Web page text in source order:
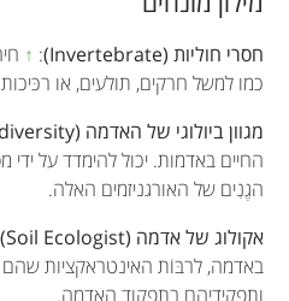
חסרי חוליות (Invertebrate) :
↑
כמו למשל חרקים, תולעים, או
מגוון ביולוגי של האדמה (Soil Biodiversity)
החיים באדמות. יכול להימדד על ידי
הגֶנִים של האורגניזמים האלה.
אקולוג של אדמה (Soil Ecologist)
באדמה, לרבּוֹת האינטראקציות שהם
ותפקידיהם בתפקוד האדמה.